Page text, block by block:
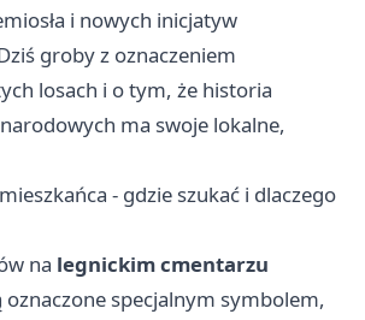
i nowych inicjatyw
groby z oznaczeniem
losach i o tym, że historia
ma swoje lokalne,
- gdzie szukać i dlaczego
na legnickim cmentarzu
oznaczone specjalnym symbolem,